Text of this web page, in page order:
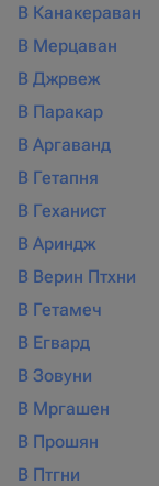
В Канакераван
В Мерцаван
В Джрвеж
В Паракар
В Аргаванд
В Гетапня
В Геханист
В Ариндж
В Верин Птхни
В Гетамеч
В Егвард
В Зовуни
В Мргашен
В Прошян
В Птгни